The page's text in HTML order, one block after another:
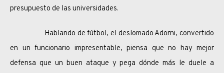
presupuesto de las universidades.
Hablando de fútbol, el deslomado Adorni, convertido
en un funcionario impresentable, piensa que no hay mejor
defensa que un buen ataque y pega dónde más le duele a